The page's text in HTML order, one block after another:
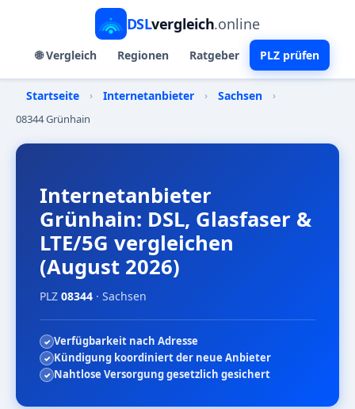
DSLvergleich.online
🌐 Vergleich Regionen Ratgeber PLZ prüfen
Startseite › Internetanbieter › Sachsen
›
08344 Grünhain
Internetanbieter
Grünhain: DSL, Glasfaser &
LTE/5G vergleichen
(August 2026)
PLZ 08344 · Sachsen
Verfügbarkeit nach Adresse
Kündigung koordiniert der neue Anbieter
Nahtlose Versorgung gesetzlich gesichert